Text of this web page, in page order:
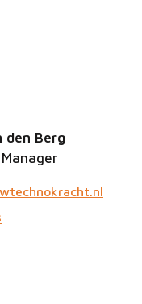
den Berg